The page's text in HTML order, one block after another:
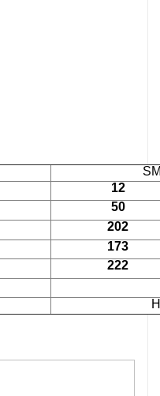
12
50
202
173
222